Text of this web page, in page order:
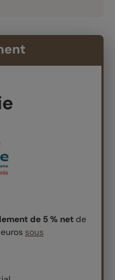
de 5 % netde
sous